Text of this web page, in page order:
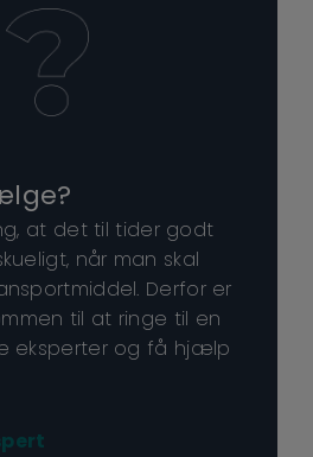
at det til tider godt
når man skal
Derfor er
til at ringe til en
eksperter og få hjælp